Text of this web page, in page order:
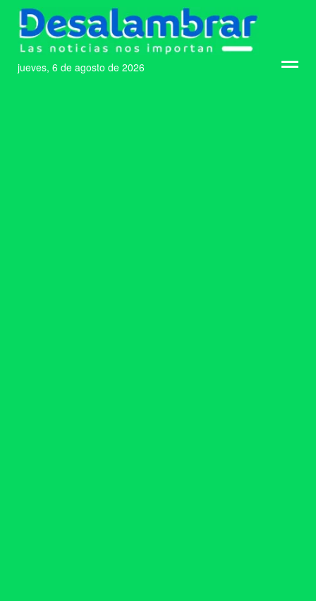
jueves, 6 de agosto de 2026